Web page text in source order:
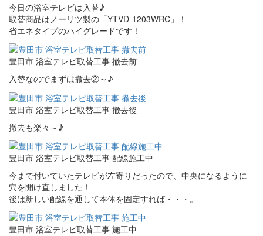
今日の浴室テレビは入替♪
取替商品はノーリツ製の「YTVD-1203WRC」！
省エネタイプのハイグレードです！
豊田市 浴室テレビ取替工事 撤去前
入替なのでまずは撤去②～♪
豊田市 浴室テレビ取替工事 撤去後
撤去も楽々～♪
豊田市 浴室テレビ取替工事 配線施工中
今まで付いていたテレビが左寄りだったので、中央になるように
穴を開け直しました！
後は新しい配線を通して本体を固定すれば・・・。
豊田市 浴室テレビ取替工事 施工中